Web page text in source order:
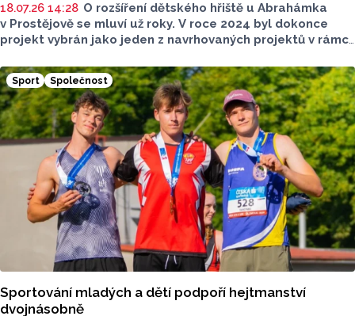
18.07.26 14:28 O rozšíření dětského hřiště u Abrahámka
v Prostějově se mluví už roky. V roce 2024 byl dokonce
projekt vybrán jako jeden z navrhovaných projektů v rámci
realizoval. Návštěvníci teď můžou vyzkoušet nejen nové
herní prvky, ale i vyšší komfort pro odpočinkovou zónu.
Sport Společnost
Sportování mladých a dětí podpoří hejtmanství
dvojnásobně